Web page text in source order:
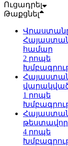
Ուցադրել
Թաքցնել
Վրաստանը
համար
2 րոպե
1 րոպե
4 րոպե